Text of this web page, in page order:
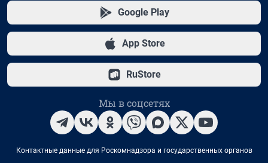
Google Play
App Store
RuStore
Мы в соцсетях
Контактные данные для Роскомнадзора и государственных органов